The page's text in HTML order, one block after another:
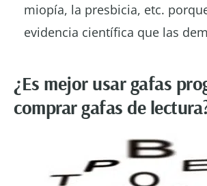
miopía, la presbicia, etc.
evidencia científica que las
¿Es mejor usar gafas
comprar gafas de